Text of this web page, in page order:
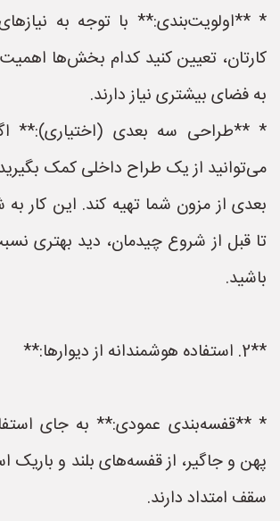
* **اولویت‌بندی:** با توجه به
کارتان، تعیین کنید کدام بخش‌ها
به فضای بیشتری نیاز دارند.
* **طراحی سه بعدی (اختیاری):**
می‌توانید از یک طراح داخلی کمک
بعدی از مزون شما تهیه کند. این کار
تا قبل از شروع چیدمان، دید بهتری
باشید.
**2. استفاده هوشمندانه از دیوارها:**
* **قفسه‌بندی عمودی:** به جای
پهن و جاگیر، از قفسه‌های بلند و باریک
سقف امتداد دارند.